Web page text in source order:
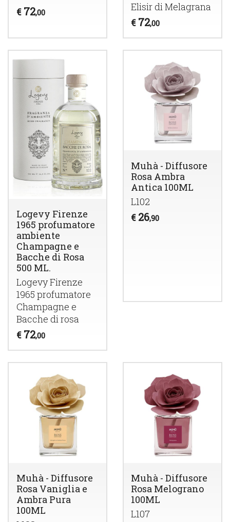
€ 72,00
Elisir di Melagrana
€ 72,00
Logevy Firenze
1965 profumatore
ambiente
Champagne e
Bacche di Rosa
500 ML.
Logevy Firenze
1965 profumatore
Champagne e
Bacche di rosa
€ 72,00
Muhà - Diffusore
Rosa Ambra
Antica 100ML
L102
€ 26,90
Muhà - Diffusore
Rosa Vaniglia e
Ambra Pura
100ML
Muhà - Diffusore
Rosa Melograno
100ML
L107